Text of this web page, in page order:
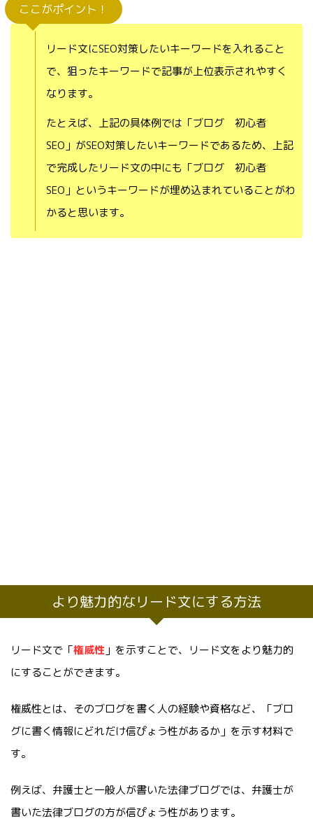
ここがポイント！
リード文にSEO対策したいキーワードを入れること
で、狙ったキーワードで記事が上位表示されやすく
なります。
たとえば、上記の具体例では「ブログ 初心者
SEO」がSEO対策したいキーワードであるため、上記
で完成したリード文の中にも「ブログ 初心者
SEO」というキーワードが埋め込まれていることがわ
かると思います。
より魅力的なリード文にする方法
リード文で「権威性 」を示すことで、リード文をより魅力的
にすることができます。
権威性とは、そのブログを書く人の経験や資格など、「ブロ
グに書く情報にどれだけ信ぴょう性があるか」を示す材料で
す。
例えば、弁護士と一般人が書いた法律ブログでは、弁護士が
書いた法律ブログの方が信ぴょう性があります。